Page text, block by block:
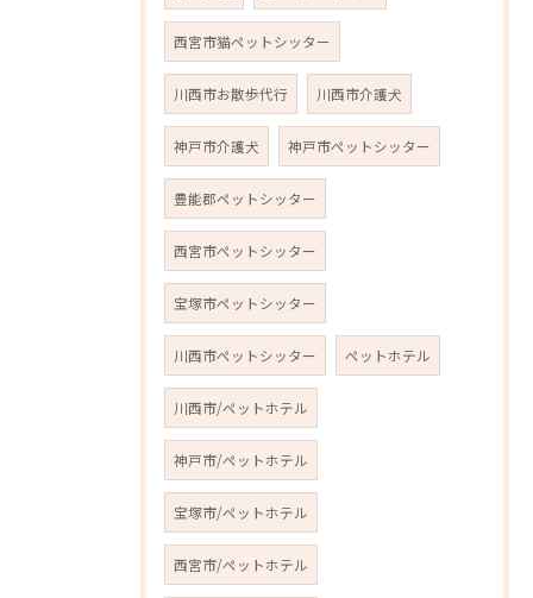
西宮市猫ペットシッター
川西市お散歩代行 川西市介護犬
神戸市介護犬 神戸市ペットシッター
豊能郡ペットシッター
西宮市ペットシッター
宝塚市ペットシッター
川西市ペットシッター ペットホテル
川西市/ペットホテル
神戸市/ペットホテル
宝塚市/ペットホテル
西宮市/ペットホテル